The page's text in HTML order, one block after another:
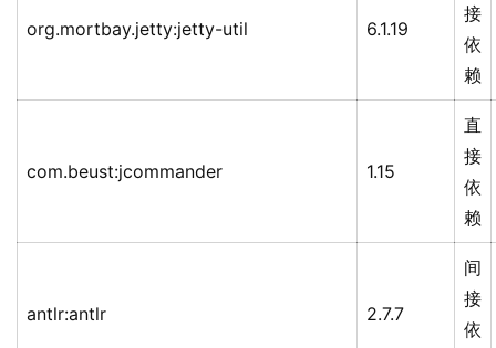
org.mortbay.jetty:jetty-util 6.1.19
接
依
赖
com.beust:jcommander 1.15
直
接
依
赖
antlr:antlr 2.7.7
间
接
依